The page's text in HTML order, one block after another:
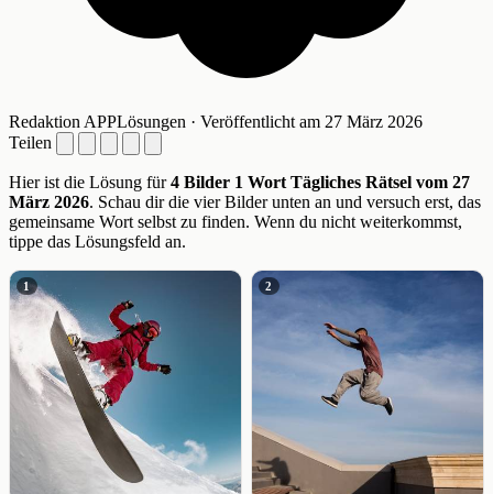
Redaktion APPLösungen · Veröffentlicht am 27 März 2026
Teilen
Hier ist die Lösung für4 Bilder 1 Wort Tägliches Rätsel vom 27
März 2026. Schau dir die vier Bilder unten an und versuch erst, das
gemeinsame Wort selbst zu finden. Wenn du nicht weiterkommst,
tippe das Lösungsfeld an.
1 2